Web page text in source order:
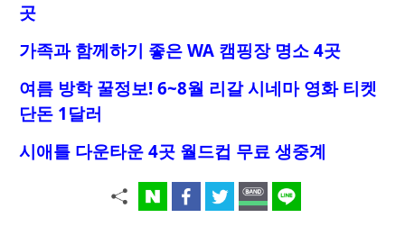
곳
가족과 함께하기 좋은 WA 캠핑장 명소 4곳
여름 방학 꿀정보! 6~8월 리갈 시네마 영화 티켓
단돈 1달러
시애틀 다운타운 4곳 월드컵 무료 생중계